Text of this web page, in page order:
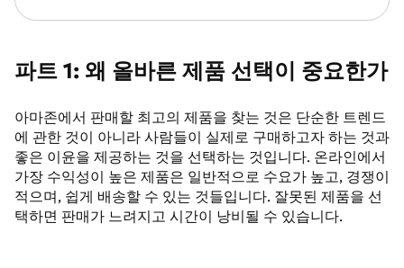
파트 1: 왜 올바른 제품 선택이 중요한가
아마존에서 판매할 최고의 제품을 찾는 것은 단순한 트렌드
에 관한 것이 아니라 사람들이 실제로 구매하고자 하는 것과
좋은 이윤을 제공하는 것을 선택하는 것입니다. 온라인에서
가장 수익성이 높은 제품은 일반적으로 수요가 높고, 경쟁이
적으며, 쉽게 배송할 수 있는 것들입니다. 잘못된 제품을 선
택하면 판매가 느려지고 시간이 낭비될 수 있습니다.